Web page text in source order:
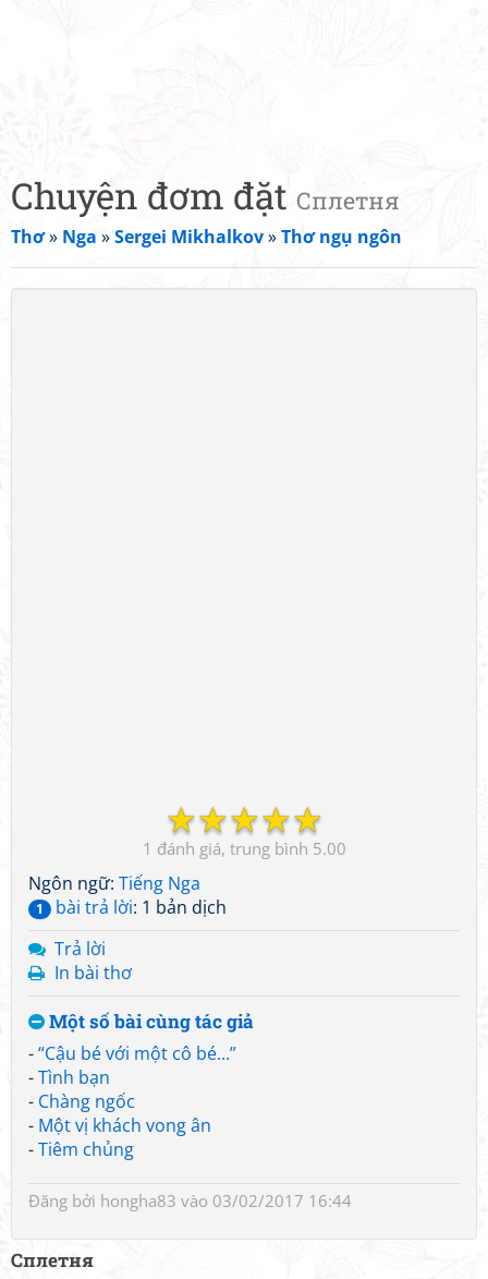
Chuyện đơm đặt Сплетня
Thơ» Nga »Sergei Mikhalkov»Thơ ngụ ngôn
☆
☆
☆
☆
☆
1 5.00
Ngôn ngữ: Tiếng Nga
1 bài trả lời: 1 bản dịch
Trả lời
In bài thơ
Một số bài cùng tác giả
-“Cậu bé với một cô bé...”
-Tình bạn
- Chàng ngốc
- Một vị khách vong ân
-Tiêm chủng
Đăng bởi hongha83 vào 03/02/2017 16:44
Сплетня